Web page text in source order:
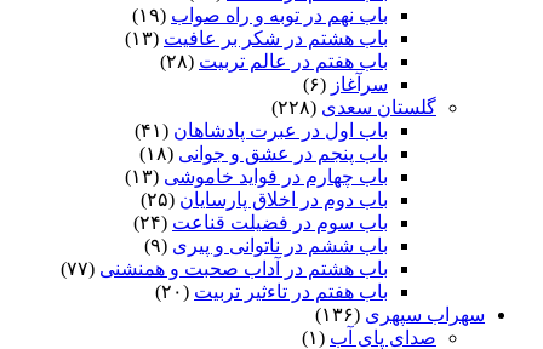
باب نهم در توبه و راه صواب (۱۹)
باب هشتم در شکر بر عافیت (۱۳)
باب هفتم در عالم تربیت (۲۸)
سرآغاز (۶)
گلستان سعدی (۲۲۸)
باب اول در عبرت پادشاهان (۴۱)
باب پنجم در عشق و جوانى (۱۸)
باب چهارم در فواید خاموشى (۱۳)
باب دوم در اخلاق پارسایان (۲۵)
باب سوم در فضیلت قناعت (۲۴)
باب ششم در ناتوانى و پیرى (۹)
باب هشتم در آداب صحبت و همنشنى (۷۷)
باب هفتم در تاءثیر تربیت (۲۰)
سهراب سپهری (۱۳۶)
صدای پای آب (۱)